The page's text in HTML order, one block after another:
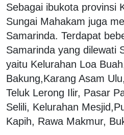
Sebagai ibukota provinsi
Sungai Mahakam juga
Samarinda. Terdapat
Samarinda yang dilewati
yaitu Kelurahan Loa
Bakung,Karang Asam
Teluk Lerong Ilir, Pasar
Selili, Kelurahan
Kapih, Rawa Makmur,